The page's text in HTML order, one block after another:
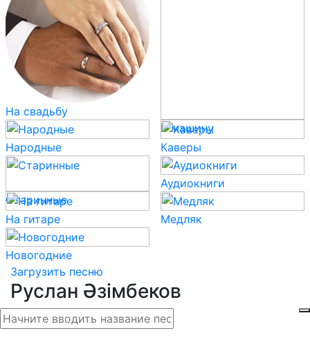
На свадьбу
В машину
Народные
Каверы
Старинные
Аудиокниги
На гитаре Медляк
Новогодние
Загрузить песню
Руслан Әзімбеков